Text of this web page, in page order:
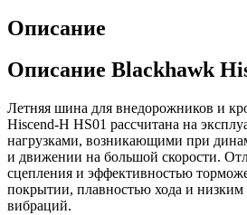
Описание
Описание Blackhawk
Летняя шина для внедорожников и
Hiscend-H HS01 рассчитана на
нагрузками, возникающими при
и движении на большой скорости.
сцепления и эффективностью
покрытии, плавностью хода и
вибраций.